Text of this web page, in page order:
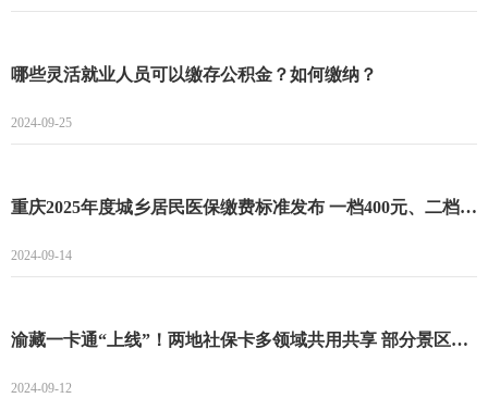
哪些灵活就业人员可以缴存公积金？如何缴纳？
2024-09-25
重庆2025年度城乡居民医保缴费标准发布 一档400元、二档775元！
2024-09-14
渝藏一卡通“上线”！两地社保卡多领域共用共享 部分景区还享5折优惠
2024-09-12